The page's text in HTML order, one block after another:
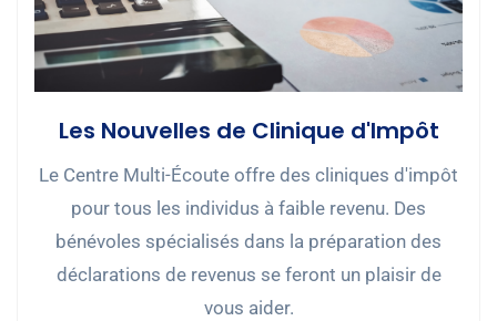
Les Nouvelles de Clinique d'Impôt
Le Centre Multi-Écoute offre des cliniques d'impôt
pour tous les individus à faible revenu. Des
bénévoles spécialisés dans la préparation des
déclarations de revenus se feront un plaisir de
vous aider.